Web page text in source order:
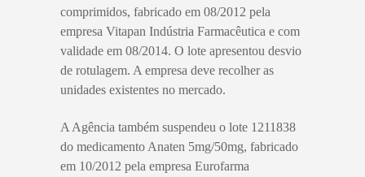
comprimidos, fabricado em 08/2012 pela
empresa Vitapan Indústria Farmacêutica e com
validade em 08/2014. O lote apresentou desvio
de rotulagem. A empresa deve recolher as
unidades existentes no mercado.
A Agência também suspendeu o lote 1211838
do medicamento Anaten 5mg/50mg, fabricado
em 10/2012 pela empresa Eurofarma